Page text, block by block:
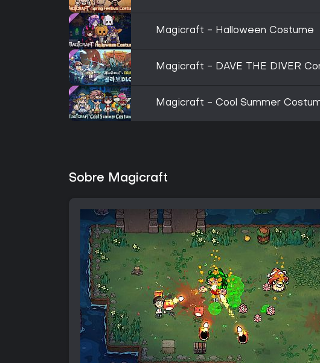
Magicraft - Halloween Costume
Magicraft - DAVE THE DIVER
Magicraft - Cool Summer
Sobre Magicraft